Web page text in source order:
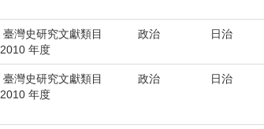
臺灣史研究文獻類目
2010 年度
政治 日治
臺灣史研究文獻類目
2010 年度
政治 日治